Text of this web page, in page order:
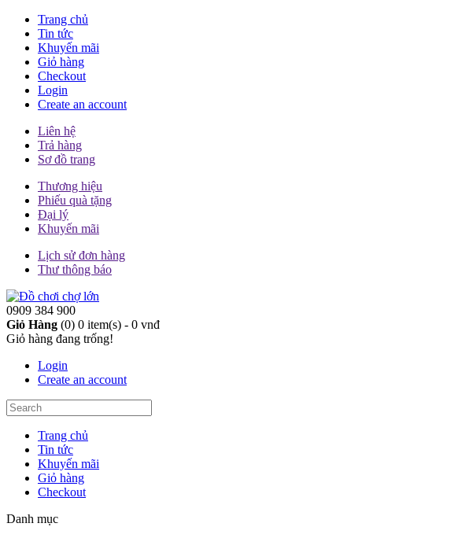
Trang chủ
Tin tức
Khuyến mãi
Giỏ hàng
Checkout
Login
Create an account
Liên hệ
Trả hàng
Sơ đồ trang
Thương hiệu
Phiếu quà tặng
Đại lý
Khuyến mãi
Lịch sử đơn hàng
Thư thông báo
0909 384 900
Giỏ Hàng (0) 0 item(s) - 0 vnđ
Giỏ hàng đang trống!
Login
Create an account
Trang chủ
Tin tức
Khuyến mãi
Giỏ hàng
Checkout
Danh mục